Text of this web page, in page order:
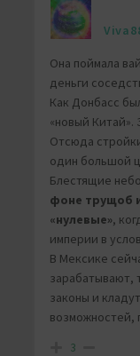
Она поймала
деньги
Как Донбасс
«новый
Отсюда
один большой
Блестящие
фоне трущоб
«нулевые»,
империи в
В Мексике
зарабатывают,
законы и
возможностей,
3